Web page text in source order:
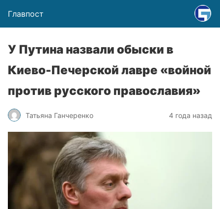
Главпост
У Путина назвали обыски в
Киево-Печерской лавре «войной
против русского православия»
Татьяна Ганчеренко 4 года назад